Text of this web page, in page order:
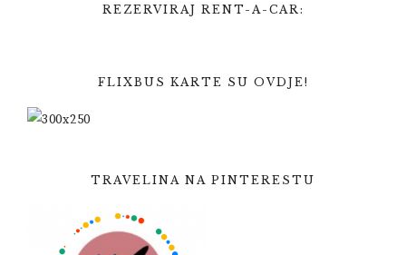
REZERVIRAJ RENT-A-CAR:
FLIXBUS KARTE SU OVDJE!
TRAVELINA NA PINTERESTU